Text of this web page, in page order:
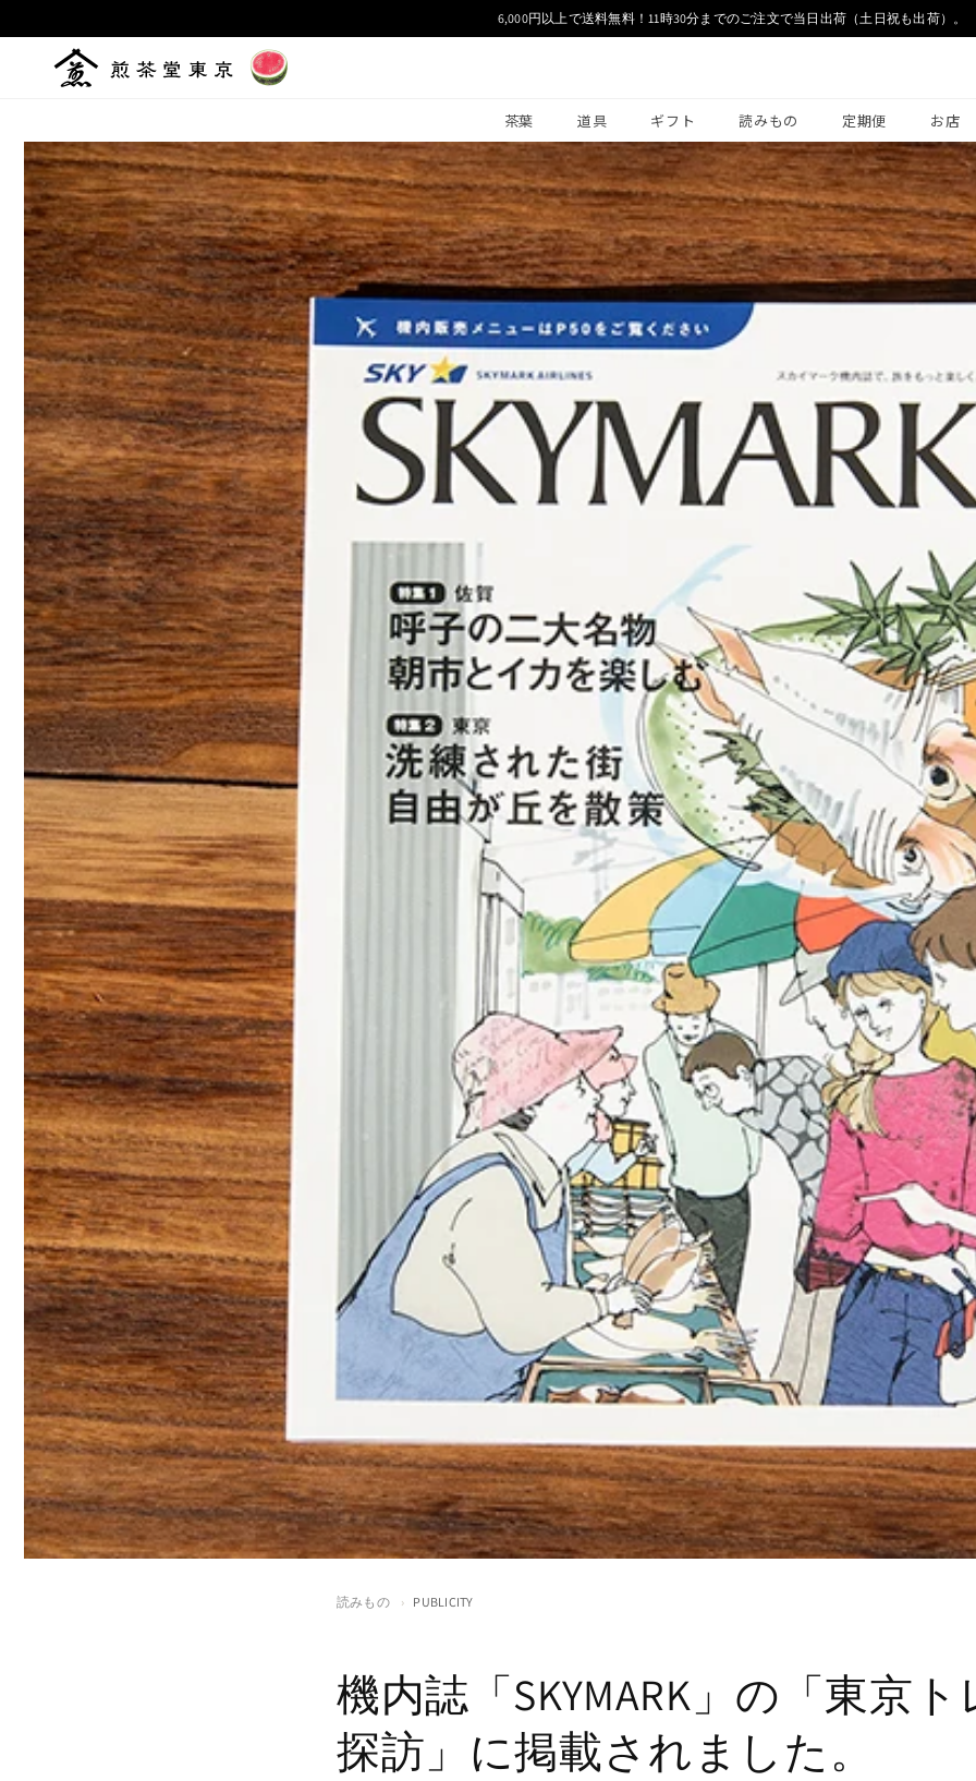
進む
6,000円以上で送料無料！11時30分までのご注文で当日出荷（土日祝も出荷）。
茶葉 道具 ギフト 読みもの 定期便 お店
読みもの › PUBLICITY
機内誌「SKYMARK」の「東京
探訪」に掲載されました。